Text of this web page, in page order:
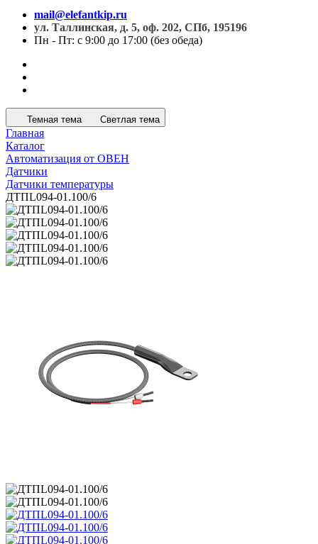
mail@elefantkip.ru
ул. Таллинская, д. 5, оф. 202, СПб, 195196
Пн - Пт: с 9:00 до 17:00 (без обеда)
Темная тема Светлая тема
Главная
Каталог
Автоматизация от ОВЕН
Датчики
Датчики температуры
ДТПL094-01.100/6